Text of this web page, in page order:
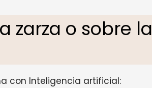
zarza o sobre la
con Inteligencia artificial: